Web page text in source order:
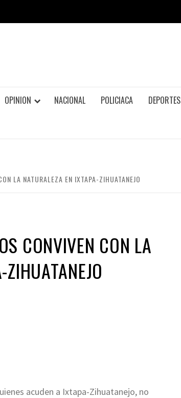
OPINION NACIONAL POLICIACA DEPORTES
LA NATURALEZA EN IXTAPA-ZIHUATANEJO
CONVIVEN CON LA
acuden a Ixtapa-Zihuatanejo, no